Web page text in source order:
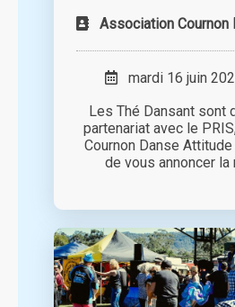
Association Cournon
mardi 16 juin
Les Thé Dansant sont
partenariat avec le
Cournon Danse
de vous annoncer la